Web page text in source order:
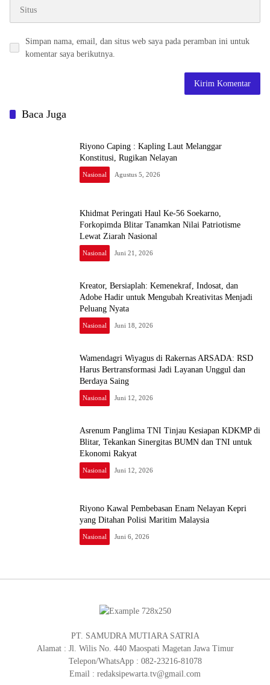
Simpan nama, email, dan situs web saya pada peramban ini untuk
komentar saya berikutnya.
Baca Juga
Riyono Caping : Kapling Laut Melanggar
Konstitusi, Rugikan Nelayan
Nasional Agustus 5, 2026
Khidmat Peringati Haul Ke-56 Soekarno,
Forkopimda Blitar Tanamkan Nilai Patriotisme
Lewat Ziarah Nasional
Nasional Juni 21, 2026
Kreator, Bersiaplah: Kemenekraf, Indosat, dan
Adobe Hadir untuk Mengubah Kreativitas Menjadi
Peluang Nyata
Nasional Juni 18, 2026
Wamendagri Wiyagus di Rakernas ARSADA: RSD
Harus Bertransformasi Jadi Layanan Unggul dan
Berdaya Saing
Nasional Juni 12, 2026
Asrenum Panglima TNI Tinjau Kesiapan KDKMP di
Blitar, Tekankan Sinergitas BUMN dan TNI untuk
Ekonomi Rakyat
Nasional Juni 12, 2026
Riyono Kawal Pembebasan Enam Nelayan Kepri
yang Ditahan Polisi Maritim Malaysia
Nasional Juni 6, 2026
PT. SAMUDRA MUTIARA SATRIA
Alamat : Jl. Wilis No. 440 Maospati Magetan Jawa Timur
Telepon/WhatsApp : 082-23216-81078
Email : redaksipewarta.tv@gmail.com